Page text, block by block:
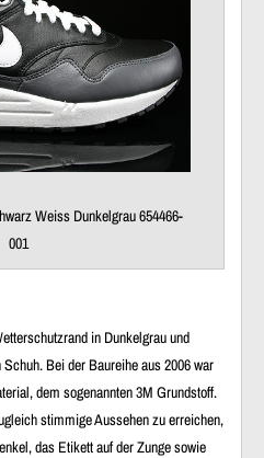
Weiss Dunkelgrau 654466-
001
in Dunkelgrau und
Bei der Baureihe aus 2006 war
dem sogenannten 3M Grundstoff.
stimmige Aussehen zu erreichen,
das Etikett auf der Zunge sowie